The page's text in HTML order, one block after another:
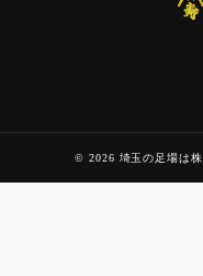
© 2026 埼玉の足場は